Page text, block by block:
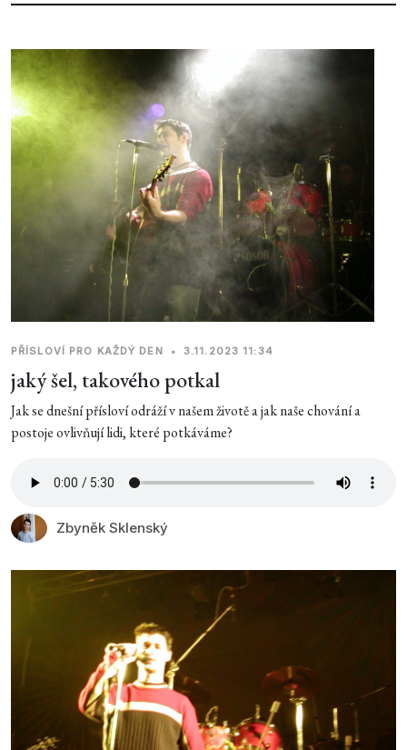
PŘÍSLOVÍ PRO KAŽDÝ DEN • 3.11.2023 11:34
jaký šel, takového potkal
Jak se dnešní přísloví odráží v našem životě a jak naše chování a
postoje ovlivňují lidi, které potkáváme?
Zbyněk Sklenský